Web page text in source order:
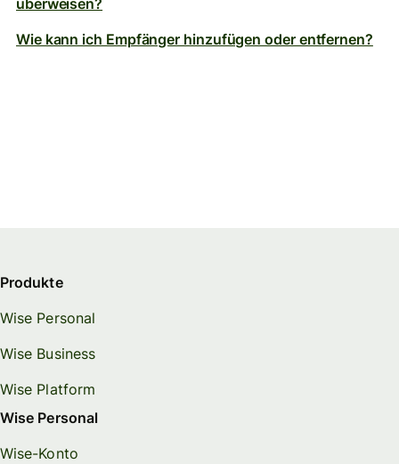
überweisen?
Wie kann ich Empfänger hinzufügen oder entfernen?
Produkte
Wise Personal
Wise Business
Wise Platform
Wise Personal
Wise-Konto